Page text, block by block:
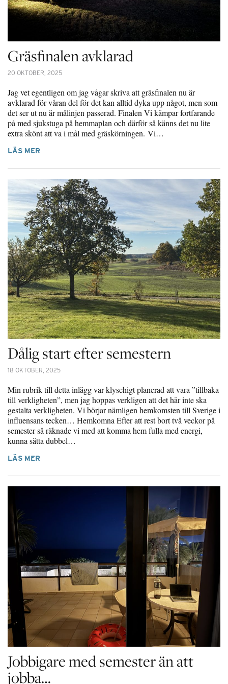
Gräsfinalen avklarad
20 OKTOBER, 2025
Jag vet egentligen om jag vågar skriva att gräsfinalen nu är
avklarad för våran del för det kan alltid dyka upp något, men som
det ser ut nu är målinjen passerad. Finalen Vi kämpar fortfarande
på med sjukstuga på hemmaplan och därför så känns det nu lite
extra skönt att va i mål med gräskörningen. Vi…
LÄS MER
Dålig start efter semestern
18 OKTOBER, 2025
Min rubrik till detta inlägg var klyschigt planerad att vara ”tillbaka
till verkligheten”, men jag hoppas verkligen att det här inte ska
gestalta verkligheten. Vi börjar nämligen hemkomsten till Sverige i
influensans tecken… Hemkomna Efter att rest bort två veckor på
semester så räknade vi med att komma hem fulla med energi,
kunna sätta dubbel…
LÄS MER
Jobbigare med semester än att
jobba…